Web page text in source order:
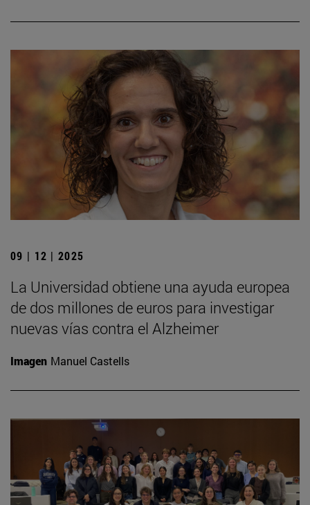
09 | 12 | 2025
La Universidad obtiene una ayuda europea
de dos millones de euros para investigar
nuevas vías contra el Alzheimer
Imagen Manuel Castells